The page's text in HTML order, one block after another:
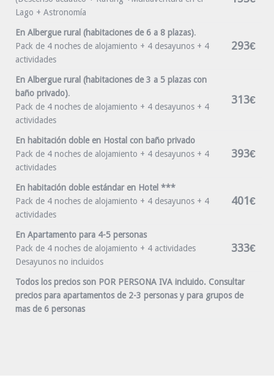
Lago + Astronomía
En Albergue rural (habitaciones de 6 a 8 plazas).
Pack de 4 noches de alojamiento + 4 desayunos + 4
actividades
293€
En Albergue rural (habitaciones de 3 a 5 plazas con
baño privado).
Pack de 4 noches de alojamiento + 4 desayunos + 4
actividades
313€
En habitación doble en Hostal con baño privado
Pack de 4 noches de alojamiento + 4 desayunos + 4
actividades
393€
En habitación doble estándar en Hotel ***
Pack de 4 noches de alojamiento + 4 desayunos + 4
actividades
401€
En Apartamento para 4-5 personas
Pack de 4 noches de alojamiento + 4 actividades
Desayunos no incluidos
333€
Todos los precios son POR PERSONA IVA incluido. Consultar
precios para apartamentos de 2-3 personas y para grupos de
mas de 6 personas